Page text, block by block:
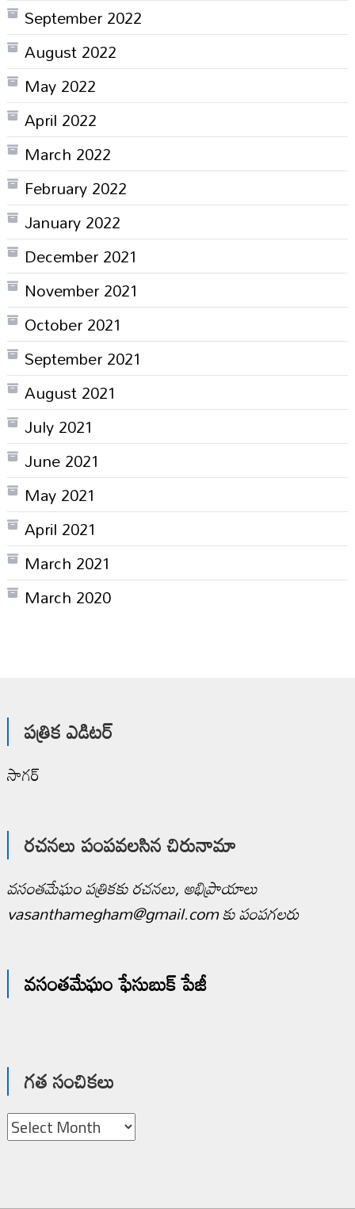
September 2022
August 2022
May 2022
April 2022
March 2022
February 2022
January 2022
December 2021
November 2021
October 2021
September 2021
August 2021
July 2021
June 2021
May 2021
April 2021
March 2021
March 2020
పత్రిక ఎడిటర్
సాగర్
రచనలు పంపవలసిన చిరునామా
వసంతమేఘం పత్రికకు రచనలు, అభిప్రాయాలు
vasanthamegham@gmail.com కు పంపగలరు
వసంతమేఘం ఫేసుబుక్ పేజీ
గత సంచికలు
గత
సంచికలు